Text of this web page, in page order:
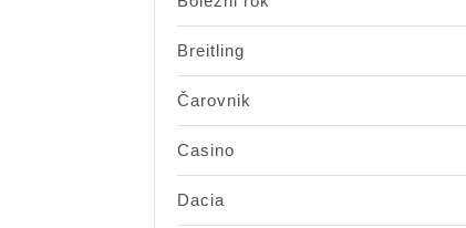
Breitling
Čarovnik
Casino
Dacia